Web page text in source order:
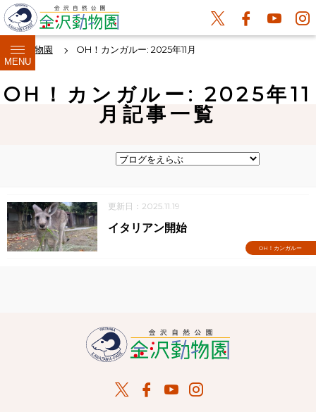
MENU
金沢動物園 OH！カンガルー: 2025年11月
OH！カンガルー: 2025年11
月記事一覧
更新日：2025.11.19
OH！カンガルー
イタリアン開始